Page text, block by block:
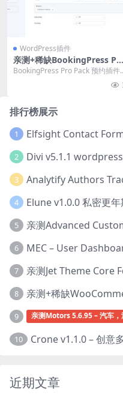
WordPress插件
亲测+稀缺BookingPress Pro
Pack 5.5.1 预约插件下载
BookingPress Pro Pack 预约插件
排行榜展示
1 Elfsight Contact
2
3 Analytify Authors
4 Elune v1.0.0 私密更
5
6 MEC – User
7 亲测Jet Theme Core
8
9 亲测Motors 5.6.95 – 汽车
10 Crone v1.1.0 – 创意
近期文章